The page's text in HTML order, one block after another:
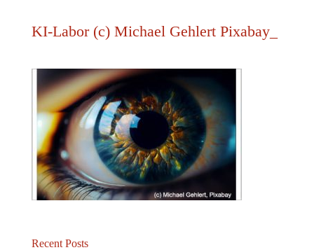
KI-Labor (c) Michael Gehlert Pixabay_
Recent Posts